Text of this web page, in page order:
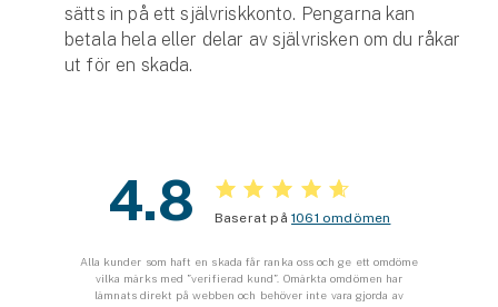
Hyresrättsförsäkring
Bilförsäkring för företag
Släpvagnsförsäkring
sätts in på ett självrisk­konto. Pengarna kan
betala hela eller delar av själv­risken om du råkar
ut för en skada.
4.8 Baserat på1061 omdömen
Alla kunder som haft en skada får ranka oss och ge ett omdöme
vilka märks med ”verifierad kund”. Omärkta omdömen har
lämnats direkt på webben och behöver inte vara gjorda av